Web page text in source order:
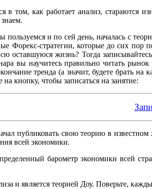
том, как работает анализ, стараются
пользуемся и по сей день, началась с
Форекс-стратегии, которые до сих пор
оставшуюся жизнь? Тогда записывайтесь
вы научитесь правильно читать
тренда (а значит, будете брать
кнопку, чтобы записаться на занятие:
публиковать свою теорию в
всей экономики.
барометр экономики всей
и является теорией Доу. Поверьте,